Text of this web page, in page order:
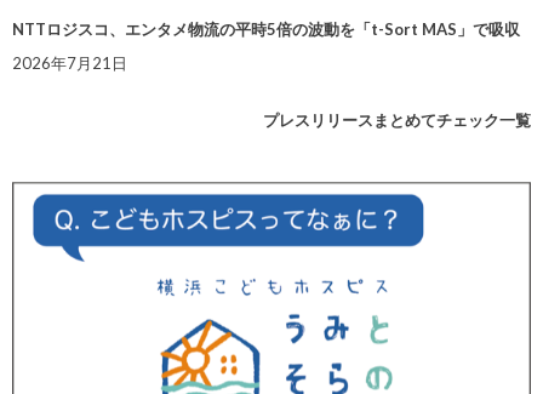
NTTロジスコ、エンタメ物流の平時5倍の波動を「t-Sort MAS」で吸収
2026年7月21日
プレスリリースまとめてチェック一覧